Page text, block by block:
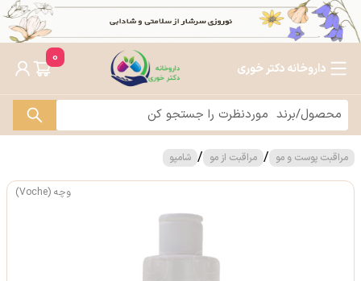
داروخانه دکتر خوری
0
مراقبت پوست و مو / مراقبت از مو / شامپو
وچه (Voche)